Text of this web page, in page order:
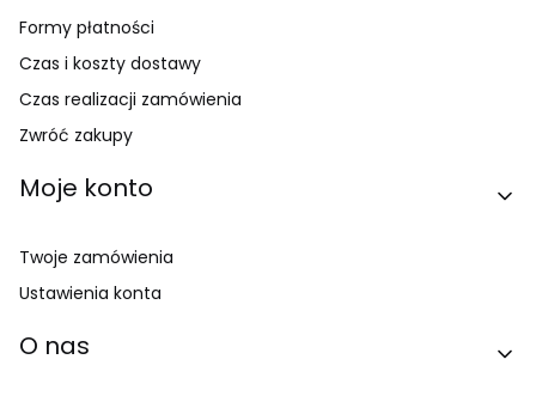
Formy płatności
Czas i koszty dostawy
Czas realizacji zamówienia
Zwróć zakupy
Moje konto
Twoje zamówienia
Ustawienia konta
O nas